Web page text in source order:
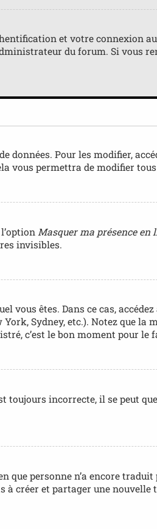
et votre connexion
du forum. Si vous
données. Pour les modifier,
vous permettra de modifier
Masquer ma présence en
invisibles.
vous êtes. Dans ce cas, accédez
Sydney, etc.). Notez que
c’est le bon moment pour le
incorrecte, il se peut
personne n’a encore
à créer et partager une